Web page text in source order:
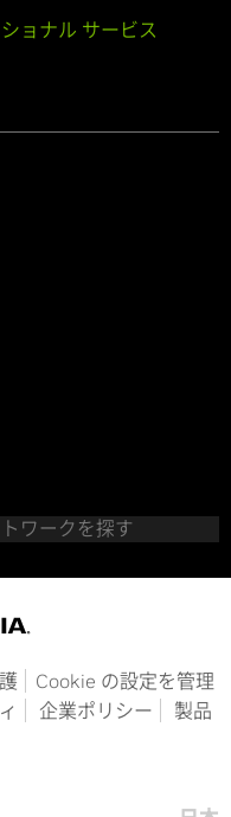
ョナル サービス
ワークを探す
Cookie の設定を管理
企業ポリシー
製品